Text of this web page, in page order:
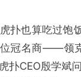
扑也算吃过饱
位冠名商——领
扑CEO殷学斌